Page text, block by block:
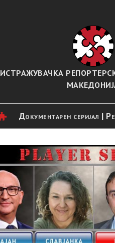
ИСТРАЖУВАЧКА
Документарен серијал |